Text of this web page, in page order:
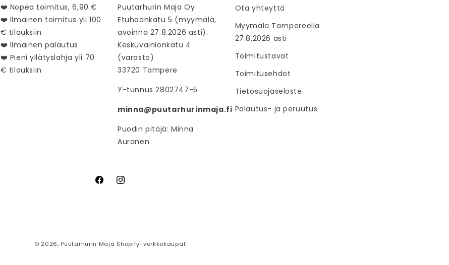
❤️ Nopea toimitus, 6,90 €
❤️ Ilmainen toimitus yli 100
€ tilauksiin
❤️ Ilmainen palautus
❤️ Pieni yllätyslahja yli 70
€ tilauksiin
Puutarhurin Maja Oy
Etuhaankatu 5 (myymälä,
avoinna 27.8.2026 asti).
Keskuvainionkatu 4
(varasto)
33720 Tampere
Y-tunnus 2802747-5
minna@puutarhurinmaja.fi
Puodin pitäjä: Minna
Auranen
Ota yhteyttä
Myymälä Tampereella
27.8.2026 asti
Toimitustavat
Toimitusehdot
Tietosuojaseloste
Palautus- ja peruutus
FacebookInstagram
© 2026, Puutarhurin Maja Shopify-verkkokaupat